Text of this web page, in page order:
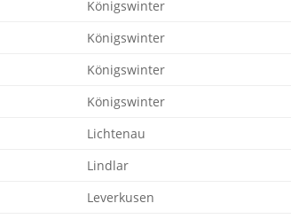
Königswinter
Königswinter
Königswinter
Königswinter
Lichtenau
Lindlar
Leverkusen